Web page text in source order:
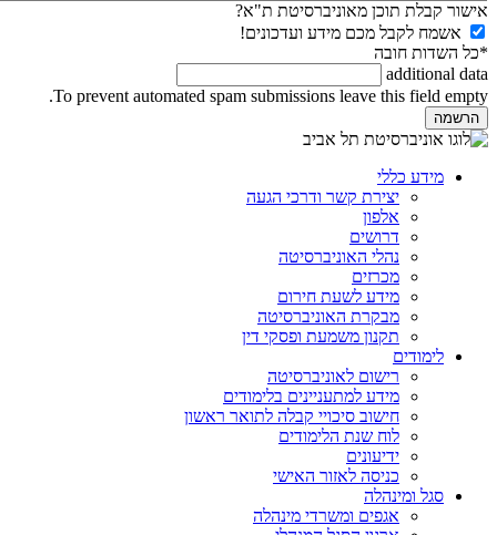
אישור קבלת תוכן מאוניברסיטת ת"א?
אשמח לקבל מכם מידע ועדכונים!
*כל השדות חובה
additional data
To prevent automated spam submissions leave this field empty.
מידע כללי
יצירת קשר ודרכי הגעה
אלפון
דרושים
נהלי האוניברסיטה
מכרזים
מידע לשעת חירום
מבקרת האוניברסיטה
תקנון משמעת ופסקי דין
לימודים
רישום לאוניברסיטה
מידע למתעניינים בלימודים
חישוב סיכויי קבלה לתואר ראשון
לוח שנת הלימודים
ידיעונים
כניסה לאזור האישי
סגל ומינהלה
אגפים ומשרדי מינהלה